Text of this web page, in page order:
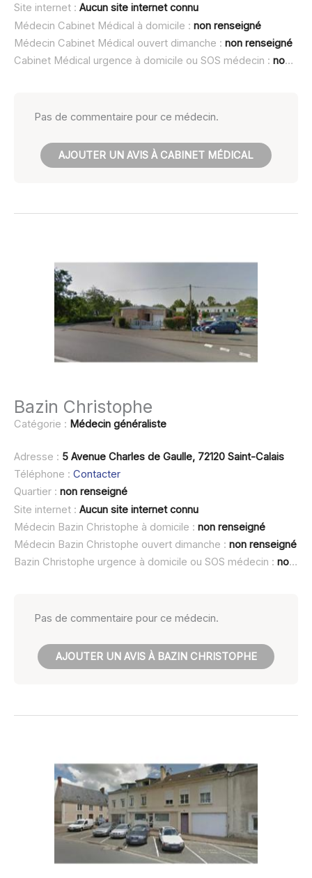
Site internet : Aucun site internet connu
Médecin Cabinet Médical à domicile : non renseigné
Médecin Cabinet Médical ouvert dimanche : non renseigné
Cabinet Médical urgence à domicile ou SOS médecin : non renseigné
Pas de commentaire pour ce médecin.
AJOUTER UN AVIS À CABINET MÉDICAL
Bazin Christophe
Catégorie : Médecin généraliste
Adresse : 5 Avenue Charles de Gaulle, 72120 Saint-Calais
Téléphone : Contacter
Quartier : non renseigné
Site internet : Aucun site internet connu
Médecin Bazin Christophe à domicile : non renseigné
Médecin Bazin Christophe ouvert dimanche : non renseigné
Bazin Christophe urgence à domicile ou SOS médecin : non renseigné
Pas de commentaire pour ce médecin.
AJOUTER UN AVIS À BAZIN CHRISTOPHE